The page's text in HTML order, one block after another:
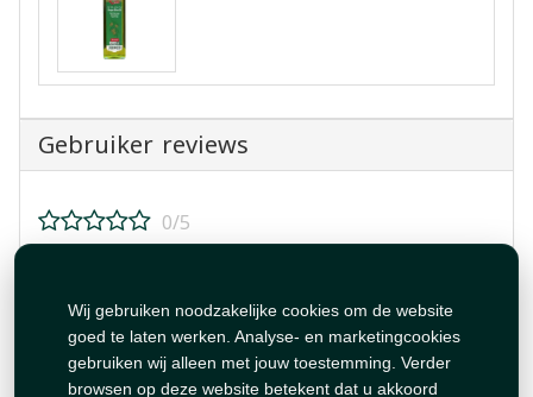
Wij gebruiken noodzakelijke cookies om de website
goed te laten werken. Analyse- en marketingcookies
gebruiken wij alleen met jouw toestemming. Verder
browsen op deze website betekent dat u akkoord
Gebruiker reviews
0/5